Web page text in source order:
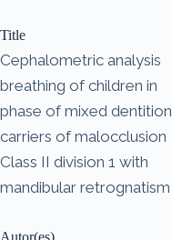
Title
Cephalometric analysis
breathing of children in
phase of mixed dentition
carriers of malocclusion
Class II division 1 with
mandibular retrognatism
Autor(es)